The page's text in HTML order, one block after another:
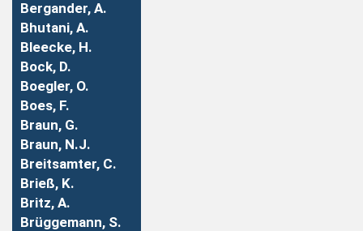
Bergander, A.
Bhutani, A.
Bleecke, H.
Bock, D.
Boegler, O.
Boes, F.
Braun, G.
Braun, N.J.
Breitsamter, C.
Brieß, K.
Britz, A.
Brüggemann, S.